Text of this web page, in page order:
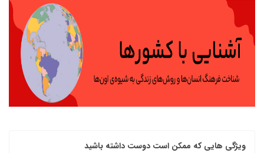
ویژگی هایی که ممکن است دوست داشته باشید